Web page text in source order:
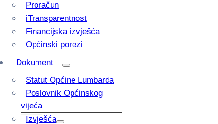
Proračun
iTransparentnost
Financijska izvješća
Općinski porezi
Dokumenti
Statut Općine Lumbarda
Poslovnik Općinskog
vijeća
Izvješća